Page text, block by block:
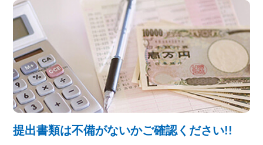
提出書類は不備がないかご確認ください!!